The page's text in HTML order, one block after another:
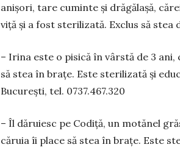
anișori, tare cuminte și drăgălașă,
viţă și a fost sterilizată. Exclus să
– Irina este o pisică în vârstă de 3
să stea în brațe. Este sterilizată și
București, tel. 0737.467.320
– Îl dăruiesc pe Codiță, un mo­tănel
căruia îi place să stea în bra­țe. Este